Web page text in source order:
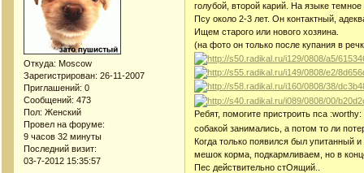
Откуда: Moscow
Зарегистрирован: 26-11-2007
Приглашений: 0
Сообщений: 473
Пол: Женский
Провел на форуме:
9 часов 32 минуты
Последний визит:
03-7-2012 15:35:57
голубой, второй карий. На языке темное
Псу около 2-3 лет. Он контактный,
Ищем старого или нового хозяина.
(на фото он только после купания в
Ребят, помогите пристроить пса
собакой занимались, а потом то ли
Когда только появился был упитанный
мешок корма, подкармливаем, но в
Пес действительно стОящий..